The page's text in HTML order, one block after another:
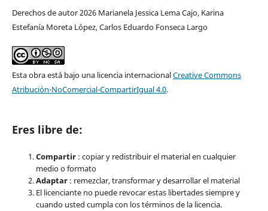
Derechos de autor 2026 Marianela Jessica Lema Cajo, Karina
Estefanía Moreta López, Carlos Eduardo Fonseca Largo
Esta obra está bajo una licencia internacionalCreative Commons
Atribución-NoComercial-CompartirIgual 4.0.
Eres libre de:
Compartir : copiar y redistribuir el material en cualquier
medio o formato
Adaptar : remezclar, transformar y desarrollar el material
El licenciante no puede revocar estas libertades siempre y
cuando usted cumpla con los términos de la licencia.